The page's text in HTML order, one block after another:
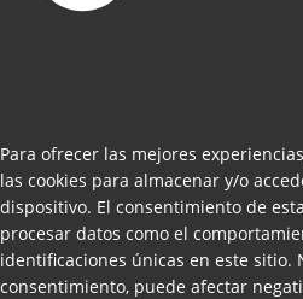
Para ofrecer las mejores
las cookies para almacenar y/o
dispositivo. El consentimiento de
procesar datos como el
identificaciones únicas en este sitio.
consentimiento, puede afectar